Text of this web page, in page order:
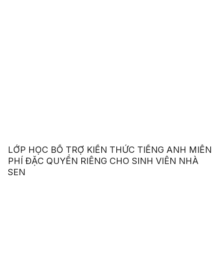
LỚP HỌC BỔ TRỢ KIẾN THỨC TIẾNG ANH MIỄN
PHÍ ĐẶC QUYỀN RIÊNG CHO SINH VIÊN NHÀ
SEN